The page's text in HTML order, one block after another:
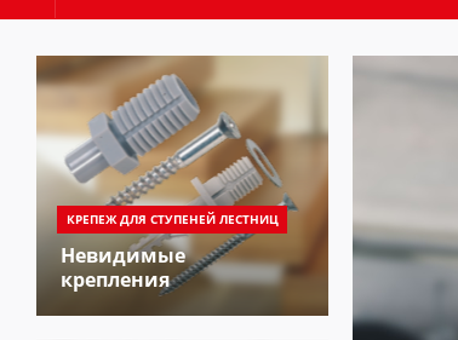
КРЕПЕЖ ДЛЯ СТУПЕНЕЙ ЛЕСТНИЦ
Невидимые
крепления